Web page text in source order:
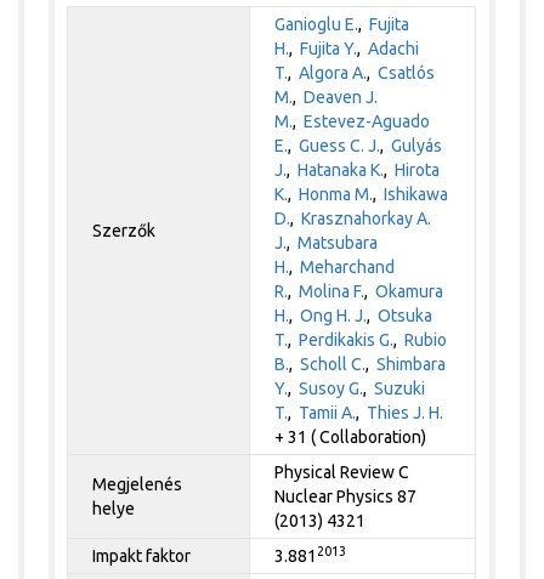
Szerzők
Ganioglu E.,Fujita
H.,Fujita Y.,Adachi
T.,Algora A.,Csatlós
M.,Deaven J.
M.,Estevez-Aguado
E.,Guess C. J.,Gulyás
J.,Hatanaka K.,Hirota
K.,Honma M.,Ishikawa
D.,Krasznahorkay A.
J.,Matsubara
H.,Meharchand
R.,Molina F.,Okamura
H.,Ong H. J.,Otsuka
T.,Perdikakis G.,Rubio
B.,Scholl C.,Shimbara
Y.,Susoy G.,Suzuki
T., Tamii A., Thies J. H.
+ 31 ( Collaboration)
Megjelenés
helye
Physical Review C
Nuclear Physics 87
(2013) 4321
Impakt faktor
3.881 2013